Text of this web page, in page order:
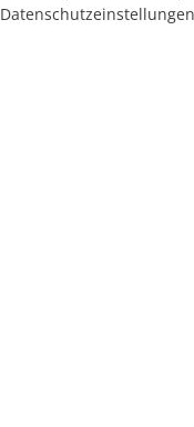
Datenschutzeinstellungen